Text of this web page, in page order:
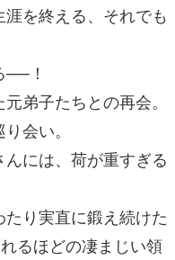
を終える、それでも
──！
弟子たちとの再会。
会い。
んには、荷が重すぎる
り実直に鍛え続けた
るほどの凄まじい領